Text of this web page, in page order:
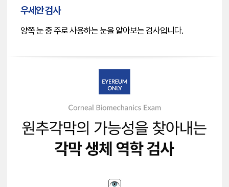
우세안 검사
양쪽 눈 중 주로 사용하는 눈을 알아보는 검사입니다.